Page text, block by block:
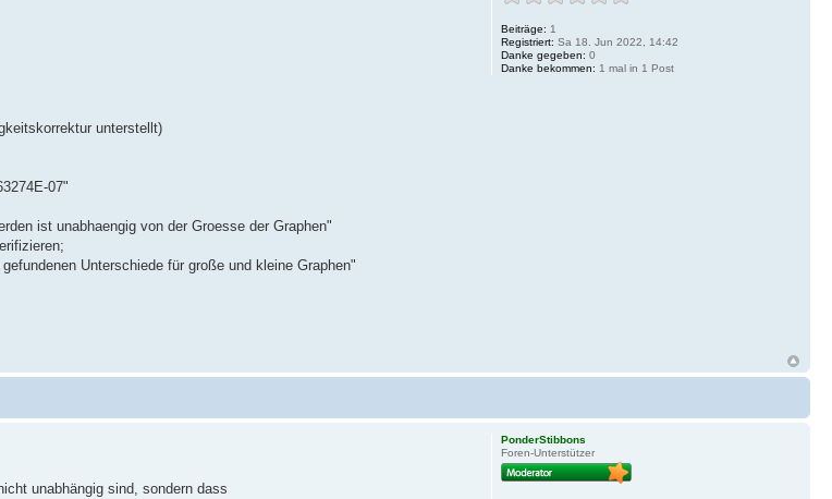
unterstellt)
07"
ist unabhaengig von der Groesse der Graphen"
Unterschiede für große und kleine Graphen"
Beiträge: 1
Registriert: Sa 18. Jun 2022, 14:42
Danke gegeben: 0
Danke bekommen: 1 mal in 1 Post
unabhängig sind, sondern dass
PonderStibbons
Foren-Unterstützer